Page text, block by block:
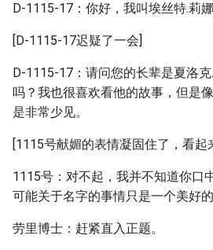
D-1115-17：你好，我叫埃丝特.莉娜
[D-1115-17迟疑了一会]
D-1115-17：请问您的长辈是夏洛
吗？我也很喜欢看他的故事，但是
是非常少见。
[1115号献媚的表情凝固住了，看起
1115号：对不起，我并不知道你口
可能关于名字的事情只是一个美好的
劳里博士：赶紧直入正题。